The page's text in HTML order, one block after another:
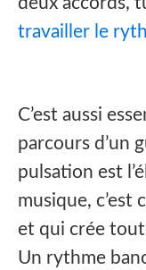
travailler le
C’est aussi
parcours d’un
pulsation est
musique, c’est
et qui crée
Un rythme